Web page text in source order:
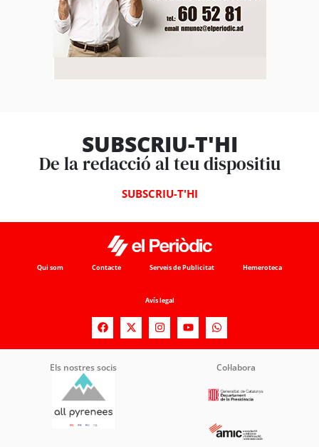
SUBSCRIU-T'HI
De la redacció al teu dispositiu
SUBSCRIU-T'HI
Qui som Contacte Serveis de Publicitat Hemeroteca
Avís legal
Els nostres socis Col·labora